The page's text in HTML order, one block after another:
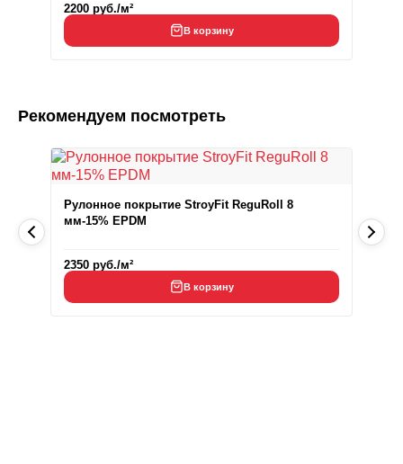
2200 руб./м²
В корзину
Рекомендуем посмотреть
Рулонное покрытие StroyFit ReguRoll 8
мм-15% EPDM
2350 руб./м²
В корзину